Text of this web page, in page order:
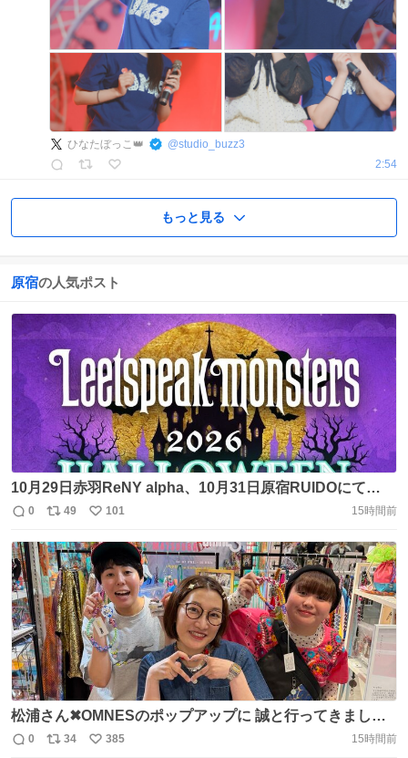
ひなたぼっこ👑 @studio_buzz3
2:54
もっと見る
原宿の人気ポスト
10月29日赤羽ReNY alpha、10月31日原宿RUIDOにて
2026 Halloween Onemanshowの開催が決定しました。 詳
https://t.co/hcB9QlazJO https://t.co/GptJl3PrAn
返
信
数
0
リ
ポ
ス
ト
数
49
い
い
ね
数
101 15時間前
松浦さん✖︎OMNESのポップアップに 誠と行ってきました
🚀⭐️ どの商品もめちゃくちゃに 可愛かったです！！！ 私は
返
0
リ
34
い
385 15時間前